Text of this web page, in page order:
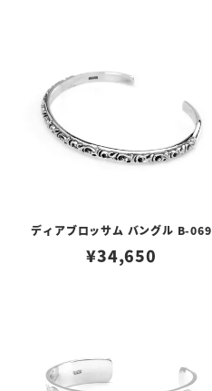
ディアブロッサム バングル B-069
¥34,650